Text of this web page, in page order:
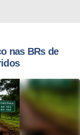
nas BRs de